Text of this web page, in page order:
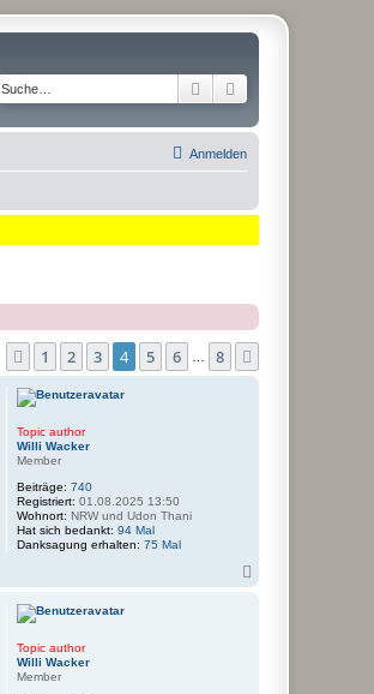
Suche
Anmelden
Seite von8
Vorherige
1 2 3 4 5 6 8
Topic author
Willi Wacker
Member
Beiträge: 740
Registriert: 01.08.2025 13:50
Wohnort: NRW und Udon Thani
Hat sich bedankt: 94 Mal
Danksagung erhalten: 75 Mal
Topic author
Willi Wacker
Member